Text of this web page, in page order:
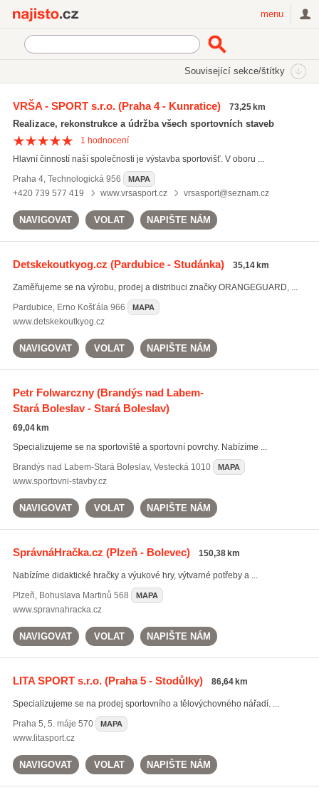
menu
Související sekce/štítky
Najisto.cz
vybavení dětských hřišť(12)
komunální služby
(159)
údržba zeleně (1409)
VRŠA - SPORT s.r.o.(Praha 4 - Kunratice) 73,25 km
Realizace, rekonstrukce a údržba všech sportovních staveb
1 hodnocení
Hlavní činností naší společnosti je výstavba sportovišť. V oboru ...
Praha 4, Technologická 956 MAPA
+420 739 577 419 www.vrsasport.cz vrsasport@seznam.cz
NAVIGOVAT VOLAT NAPIŠTE NÁM
Detskekoutkyog.cz (Pardubice - Studánka) 35,14 km
Zaměřujeme se na výrobu, prodej a distribuci značky ORANGEGUARD, ...
Pardubice, Erno Košťála 966 MAPA
www.detskekoutkyog.cz
NAVIGOVAT VOLAT NAPIŠTE NÁM
Petr Folwarczny(Brandýs nad Labem-
Stará Boleslav - Stará Boleslav)
69,04 km
Specializujeme se na sportoviště a sportovní povrchy. Nabízíme ...
Brandýs nad Labem-Stará Boleslav, Vestecká 1010 MAPA
www.sportovni-stavby.cz
NAVIGOVAT VOLAT NAPIŠTE NÁM
SprávnáHračka.cz (Plzeň - Bolevec) 150,38 km
Nabízíme didaktické hračky a výukové hry, výtvarné potřeby a ...
Plzeň, Bohuslava Martinů 568 MAPA
www.spravnahracka.cz
NAVIGOVAT VOLAT NAPIŠTE NÁM
LITA SPORT s.r.o.(Praha 5 - Stodůlky) 86,64 km
Specializujeme se na prodej sportovního a tělovýchovného nářadí. ...
Praha 5, 5. máje 570 MAPA
www.litasport.cz
NAVIGOVAT VOLAT NAPIŠTE NÁM